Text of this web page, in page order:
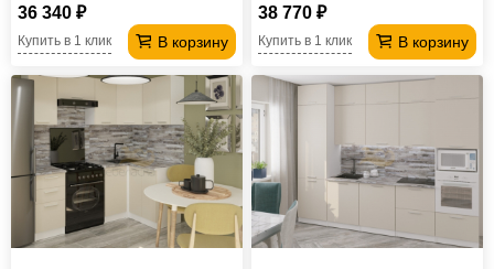
36 340 ₽
В корзину
Купить в 1 клик
38 770 ₽
В корзину
Купить в 1 клик